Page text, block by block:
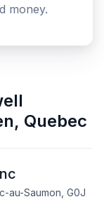
money.
, Quebec
au-Saumon, G0J